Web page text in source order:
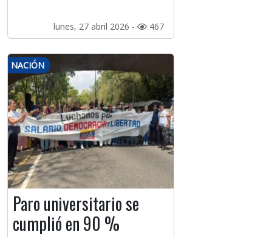
lunes, 27 abril 2026 - 467
NACIÓN
Paro universitario se
cumplió en 90 %